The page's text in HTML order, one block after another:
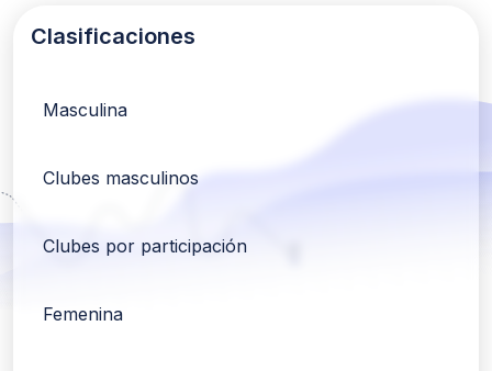
Clasificaciones
Masculina
Clubes masculinos
Clubes por participación
Femenina